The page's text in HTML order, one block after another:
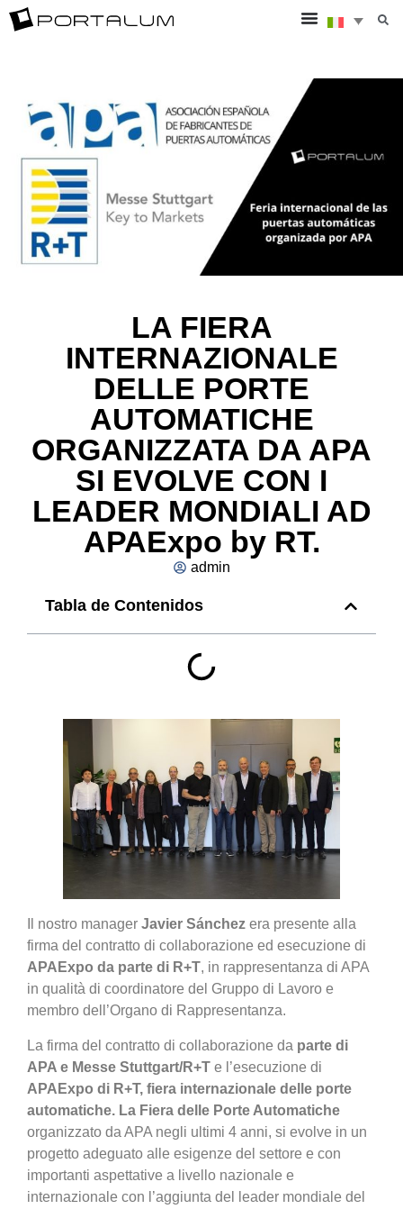
LA FIERA
INTERNAZIONALE
DELLE PORTE
AUTOMATICHE
ORGANIZZATA DA APA
SI EVOLVE CON I
LEADER MONDIALI AD
APAExpo by RT.
admin
Tabla de Contenidos
Il nostro manager Javier Sánchez era presente alla
firma del contratto di collaborazione ed esecuzione di
APAExpo da parte di R+T, in rappresentanza di APA
in qualità di coordinatore del Gruppo di Lavoro e
membro dell’Organo di Rappresentanza.
La firma del contratto di collaborazione da parte di
APA e Messe Stuttgart/R+T e l’esecuzione di
APAExpo di R+T, fiera internazionale delle porte
automatiche. La Fiera delle Porte Automatiche
organizzato da APA negli ultimi 4 anni, si evolve in un
progetto adeguato alle esigenze del settore e con
importanti aspettative a livello nazionale e
internazionale con l’aggiunta del leader mondiale del